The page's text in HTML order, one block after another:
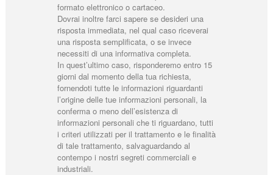
formato elettronico o cartaceo.
Dovrai inoltre farci sapere se desideri una
risposta immediata, nel qual caso riceverai
una risposta semplificata, o se invece
necessiti di una informativa completa.
In quest’ultimo caso, risponderemo entro 15
giorni dal momento della tua richiesta,
fornendoti tutte le informazioni riguardanti
l’origine delle tue informazioni personali, la
conferma o meno dell’esistenza di
informazioni personali che ti riguardano, tutti
i criteri utilizzati per il trattamento e le finalità
di tale trattamento, salvaguardando al
contempo i nostri segreti commerciali e
industriali.